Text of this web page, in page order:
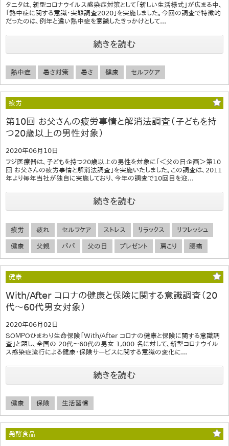
タニタは、新型コロナウイルス感染症対策として「新しい生活様式」が広まる中、
「熱中症に関する意識・実態調査2020」を実施しました。今回の調査で特徴的
だったのは、例年と違い熱中症を意識したきっかけとして...
続きを読む
熱中症 暑さ対策 暑さ 健康 セルフケア
疲労
第10回 お父さんの疲労事情と解消法調査（子どもを持
つ20歳以上の男性対象）
2020年06月10日
フジ医療器は、子どもを持つ20歳以上の男性を対象に「＜父の日企画＞第10
回 お父さんの疲労事情と解消法調査」を実施いたしました。この調査は、2011
年より毎年当社が独自に実施しており、今年の調査で10回目を迎...
続きを読む
疲労 疲れ セルフケア ストレス リラックス リフレッシュ
健康 父親 パパ 父の日 プレゼント 肩こり 腰痛
健康
With/After コロナの健康と保険に関する意識調査（20
代～60代男女対象）
2020年06月02日
ＳＯＭＰＯひまわり生命保険「With/After コロナの健康と保険に関する意識調
査」と題し、全国の 20代～60代の男女 1,000 名に対して、新型コロナウイル
ス感染症流行による健康・保険サービスに関する意識の変化に...
続きを読む
健康 保険 生活習慣
発酵食品